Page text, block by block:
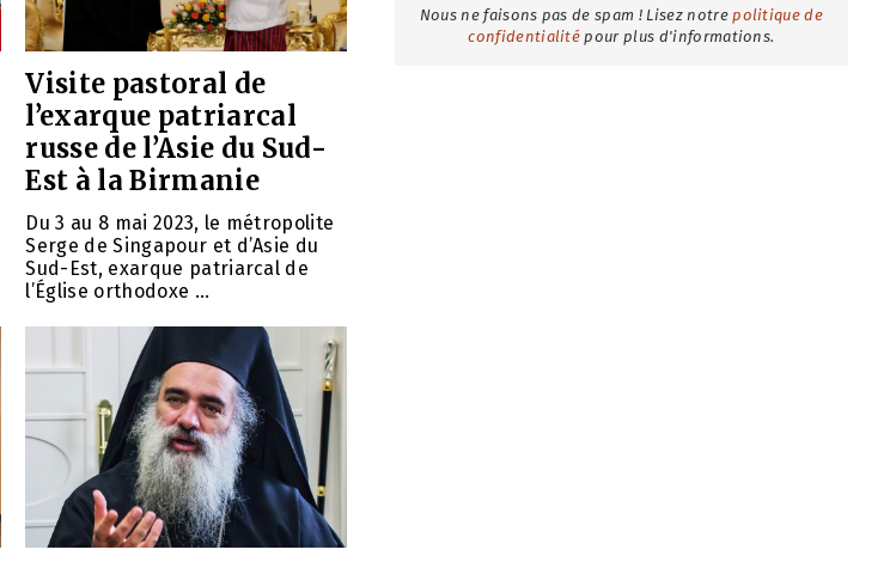
Visite pastoral de
l’exarque patriarcal
russe de l’Asie du Sud-
Est à la Birmanie
Du 3 au 8 mai 2023, le métropolite
Serge de Singapour et d’Asie du
Sud-Est, exarque patriarcal de
l’Église orthodoxe ...
Nous ne faisons pas de spam ! Lisez notre politique de
confidentialité pour plus d'informations.